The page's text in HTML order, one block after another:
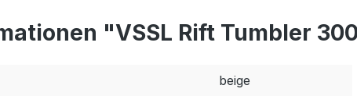
"VSSL Rift Tumbler
beige